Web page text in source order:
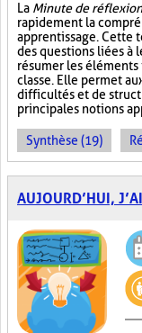
La Minute de réflexion
rapidement la
apprentissage. Cette
des questions liées à
résumer les éléments
classe. Elle permet
difficultés et de
principales notions
Synthèse (19)
AUJOURD’HUI,